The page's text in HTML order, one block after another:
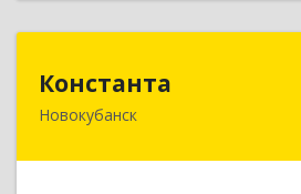
Константа
Новокубанск
352240, Краснодарский